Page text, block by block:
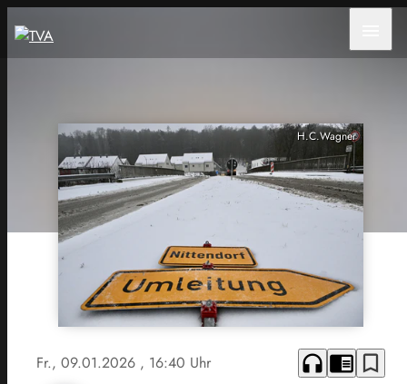
H.C.Wagner
Fr., 09.01.2026 , 16:40 Uhr headphones chrome_reader_mode bookmark_border